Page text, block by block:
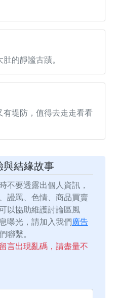
的靜謐古蹟。
堤防，值得去走走看看
結緣故事
不要透露出個人資訊，
謾罵、色情、商品買賣
以協助維護討論區風
曝光，請加入我們廣告
聯繫。
言出現亂碼，請盡量不